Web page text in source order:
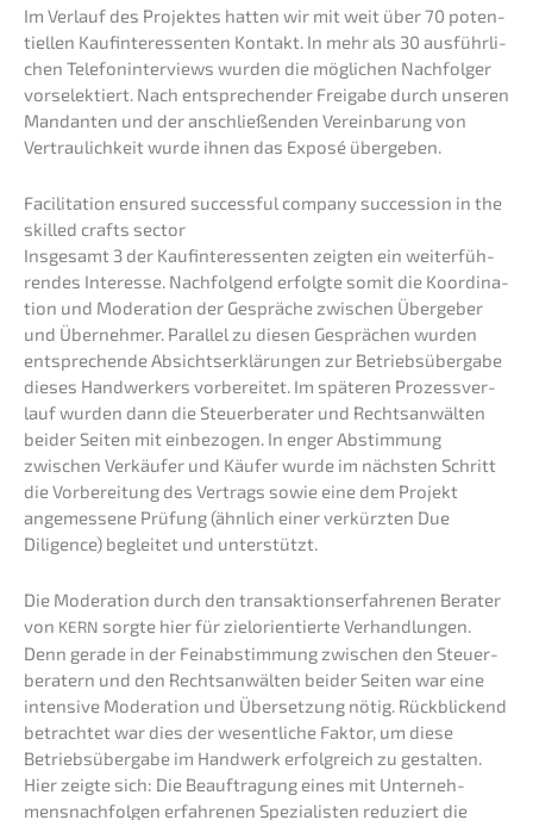
Im Verlauf des Projek­tes hatten wir mit weit über 70 poten­
ti­el­len Kaufin­ter­es­sen­ten Kontakt. In mehr als 30 ausführ­li­
chen Telefon­in­ter­views wurden die mögli­chen Nachfol­ger
vorse­lek­tiert. Nach entspre­chen­der Freiga­be durch unseren
Mandan­ten und der anschlie­ßen­den Verein­ba­rung von
Vertrau­lich­keit wurde ihnen das Exposé übergeben.
Facili­ta­ti­on ensured successful compa­ny succes­si­on in the
skilled crafts sector
Insge­samt 3 der Kaufin­ter­es­sen­ten zeigten ein weiter­füh­
ren­des Inter­es­se. Nachfol­gend erfolg­te somit die Koordi­na­
ti­on und Modera­ti­on der Gesprä­che zwischen Überge­ber
und Überneh­mer. Paral­lel zu diesen Gesprä­chen wurden
entspre­chen­de Absichts­er­klä­run­gen zur Betriebs­über­ga­be
dieses Handwer­kers vorbe­rei­tet. Im späte­ren Prozess­ver­
lauf wurden dann die Steuer­be­ra­ter und Rechts­an­wäl­ten
beider Seiten mit einbe­zo­gen. In enger Abstim­mung
zwischen Verkäu­fer und Käufer wurde im nächs­ten Schritt
die Vorbe­rei­tung des Vertrags sowie eine dem Projekt
angemes­se­ne Prüfung (ähnlich einer verkürz­ten Due
Diligence) beglei­tet und unterstützt.
Die Modera­ti­on durch den trans­ak­ti­ons­er­fah­re­nen Berater
von KERN sorgte hier für zielori­en­tier­te Verhand­lun­gen.
Denn gerade in der Feinab­stim­mung zwischen den Steuer­
be­ra­tern und den Rechts­an­wäl­ten beider Seiten war eine
inten­si­ve Modera­ti­on und Überset­zung nötig. Rückbli­ckend
betrach­tet war dies der wesent­li­che Faktor, um diese
Betriebs­über­ga­be im Handwerk erfolg­reich zu gestal­ten.
Hier zeigte sich: Die Beauf­tra­gung eines mit Unter­neh­
mens­nach­fol­gen erfah­re­nen Spezia­lis­ten reduziert die